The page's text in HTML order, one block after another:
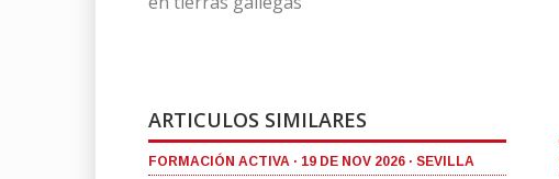
ARTICULOS SIMILARES
FORMACIÓN ACTIVA · 19 DE NOV 2026 · SEVILLA